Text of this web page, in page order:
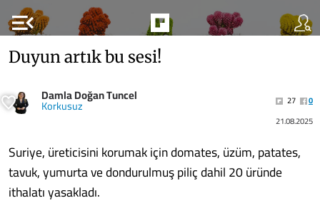
menu_open
Duyun artık bu sesi!
Damla Doğan Tuncel
Korkusuz 27
0
21.08.2025
Suriye, üreticisini korumak için domates, üzüm, patates,
tavuk, yumurta ve dondurulmuş piliç dahil 20 üründe
ithalatı yasakladı.